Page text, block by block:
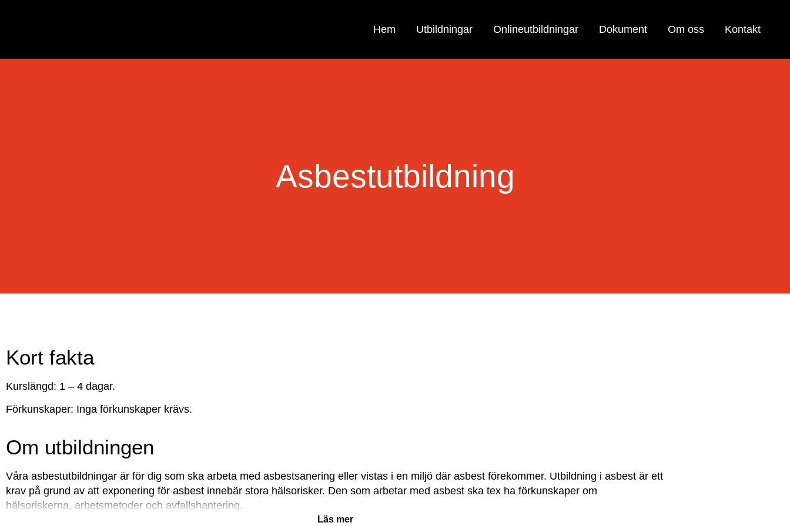
Hem Utbildningar Onlineutbildningar Dokument Om oss Kontakt
Asbestutbildning
Kort fakta
Kurslängd: 1 – 4 dagar.
Förkunskaper: Inga förkunskaper krävs.
Om utbildningen
Våra asbestutbildningar är för dig som ska arbeta med asbestsanering eller vistas i en miljö där asbest förekommer. Utbildning i asbest är ett
krav på grund av att exponering för asbest innebär stora hälsorisker. Den som arbetar med asbest ska tex ha förkunskaper om
hälsoriskerna, arbetsmetoder och avfallshantering.